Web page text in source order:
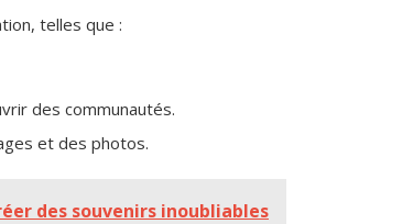
telles que :
des communautés.
et des photos.
des souvenirs inoubliables